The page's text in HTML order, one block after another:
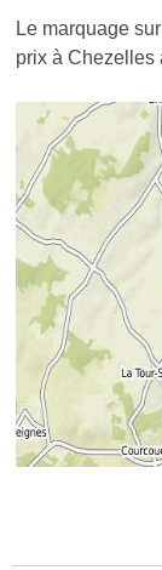
Le marquage
prix à Chezelles